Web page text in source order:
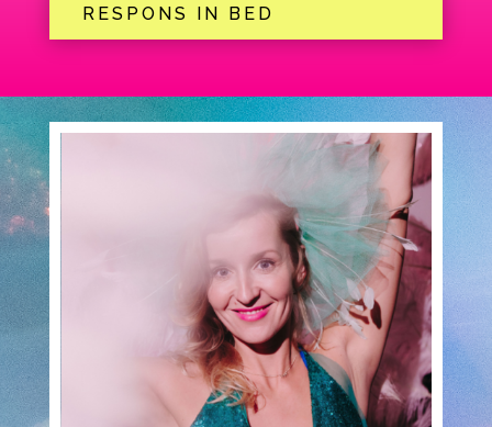
RESPONS IN BED